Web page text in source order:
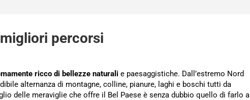
percorsi
ricco di bellezze naturali e paesaggistiche. Dall’estremo Nord
alternanza di montagne, colline, pianure, laghi e boschi tutti da
delle meraviglie che offre il Bel Paese è senza dubbio quello di farlo a